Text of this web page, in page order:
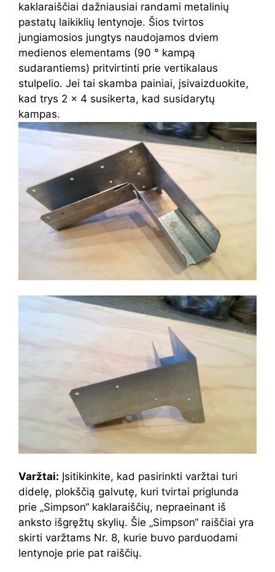
kaklaraiščiai dažniausiai randami metalinių
pastatų laikiklių lentynoje. Šios tvirtos
jungiamosios jungtys naudojamos dviem
medienos elementams (90 ° kampą
sudarantiems) pritvirtinti prie vertikalaus
stulpelio. Jei tai skamba painiai, įsivaizduokite,
kad trys 2 × 4 susikerta, kad susidarytų
kampas.
Varžtai: Įsitikinkite, kad pasirinkti varžtai turi
didelę, plokščią galvutę, kuri tvirtai priglunda
prie „Simpson“ kaklaraiščių, nepraeinant iš
anksto išgręžtų skylių. Šie „Simpson“ raiščiai yra
skirti varžtams Nr. 8, kurie buvo parduodami
lentynoje prie pat raiščių.